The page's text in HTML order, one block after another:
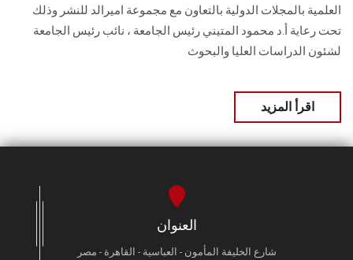
الدراسات العليا
الزائـرون
سجل الان
العلمية بالمجلات الدولية بالتعاون مع مجموعة اميرالد للنشر وذلك
تحت رعاية أ.د محمود المتيني رئيس الجامعة ، نائب رئيس الجامعة
لشئون الدراسات العليا والبحوث
اقرأ المزيد
العنوان
شارع الخليفة المأمون - العباسية - القاهرة - مصر